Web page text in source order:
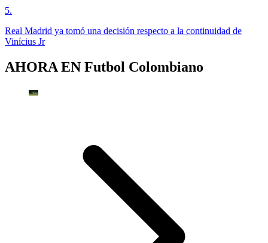
5.
Real Madrid ya tomó una decisión respecto a la continuidad de
Vinícius Jr
AHORA EN Futbol Colombiano